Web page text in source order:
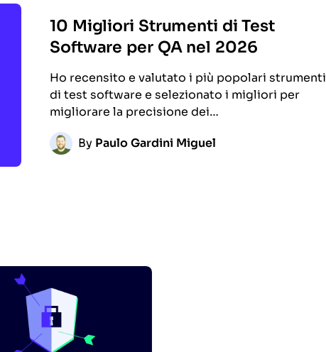
10 Migliori Strumenti di Test
Software per QA nel 2026
Ho recensito e valutato i più popolari strumenti
di test software e selezionato i migliori per
migliorare la precisione dei…
By Paulo Gardini Miguel